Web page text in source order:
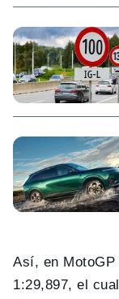
Así, en
1:29,897, el